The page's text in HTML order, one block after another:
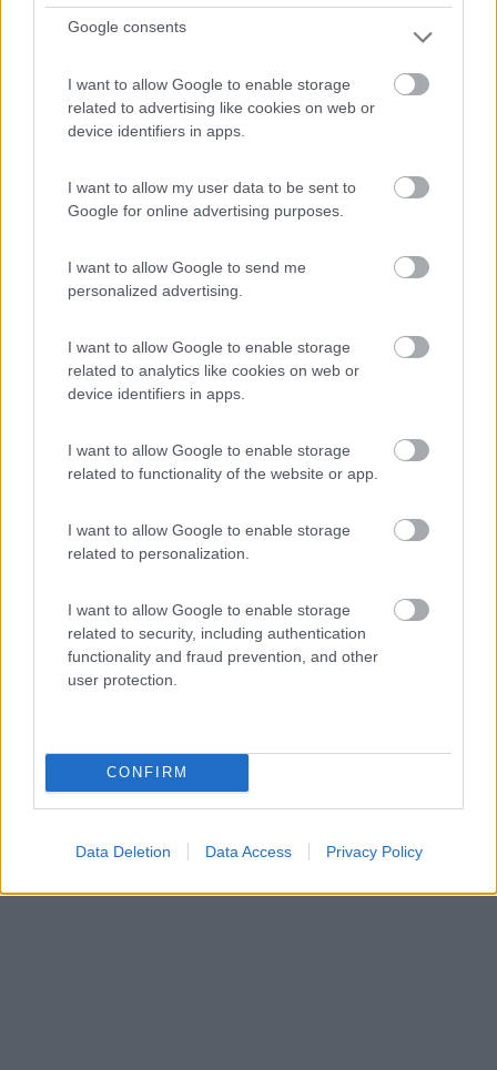
Google consents
I want to allow Google to enable storage
related to advertising like cookies on web or
device identifiers in apps.
I want to allow my user data to be sent to
Google for online advertising purposes.
I want to allow Google to send me
personalized advertising.
I want to allow Google to enable storage
related to analytics like cookies on web or
device identifiers in apps.
I want to allow Google to enable storage
related to functionality of the website or app.
I want to allow Google to enable storage
related to personalization.
I want to allow Google to enable storage
related to security, including authentication
functionality and fraud prevention, and other
user protection.
CONFIRM
Data Deletion Data Access Privacy Policy
Sull'isola Cisarska Louka nel mezzo del fiume Moldava,
Caravan Camping
Servizi / Posizione
Císařská louka 162